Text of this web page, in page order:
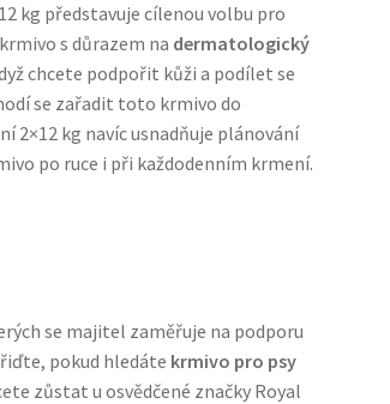
kg představuje cílenou volbu pro
s důrazem na dermatologický
chcete podpořit kůži a podílet se
se zařadit toto krmivo do
2×12 kg navíc usnadňuje plánování
po ruce i při každodenním krmení.
se majitel zaměřuje na podporu
pokud hledáte krmivo pro psy
zůstat u osvědčené značky Royal